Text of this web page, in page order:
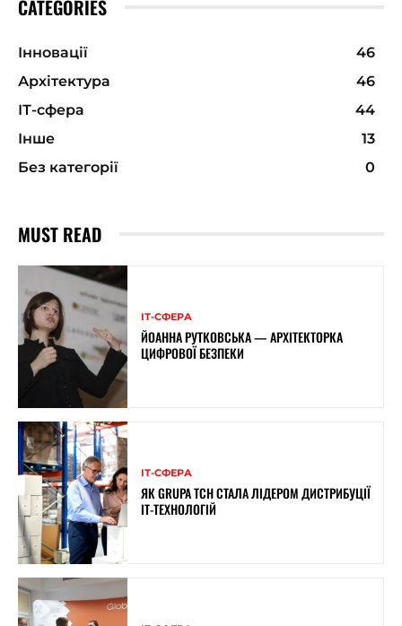
CATEGORIES
Інновації
46
Архітектура
46
ІТ-сфера
44
Інше
13
Без категорії
0
MUST READ
ІТ-СФЕРА
ЙОАННА РУТКОВСЬКА — АРХІТЕКТОРКА
ЦИФРОВОЇ БЕЗПЕКИ
ІТ-СФЕРА
ЯК GRUPA TCH СТАЛА ЛІДЕРОМ ДИСТРИБУЦІЇ
IT-ТЕХНОЛОГІЙ